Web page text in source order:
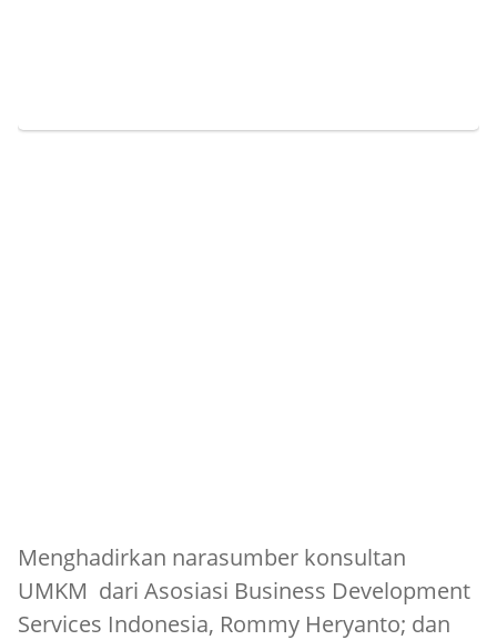
Menghadirkan narasumber konsultan
UMKM dari Asosiasi Business Development
Services Indonesia, Rommy Heryanto; dan